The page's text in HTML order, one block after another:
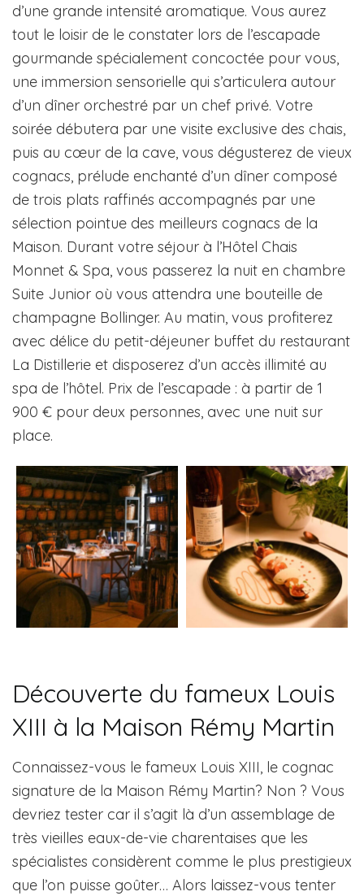
d’une grande intensité aromatique. Vous aurez
tout le loisir de le constater lors de l’escapade
gourmande spécialement concoctée pour vous,
une immersion sensorielle qui s’articulera autour
d’un dîner orchestré par un chef privé. Votre
soirée débutera par une visite exclusive des chais,
puis au cœur de la cave, vous dégusterez de vieux
cognacs, prélude enchanté d’un dîner composé
de trois plats raffinés accompagnés par une
sélection pointue des meilleurs cognacs de la
Maison. Durant votre séjour à l’Hôtel Chais
Monnet & Spa, vous passerez la nuit en chambre
Suite Junior où vous attendra une bouteille de
champagne Bollinger. Au matin, vous profiterez
avec délice du petit-déjeuner buffet du restaurant
La Distillerie et disposerez d’un accès illimité au
spa de l’hôtel. Prix de l’escapade : à partir de 1
900 € pour deux personnes, avec une nuit sur
place.
Découverte du fameux Louis
XIII à la Maison Rémy Martin
Connaissez-vous le fameux Louis XIII, le cognac
signature de la Maison Rémy Martin? Non ? Vous
devriez tester car il s’agit là d’un assemblage de
très vieilles eaux-de-vie charentaises que les
spécialistes considèrent comme le plus prestigieux
que l’on puisse goûter… Alors laissez-vous tenter